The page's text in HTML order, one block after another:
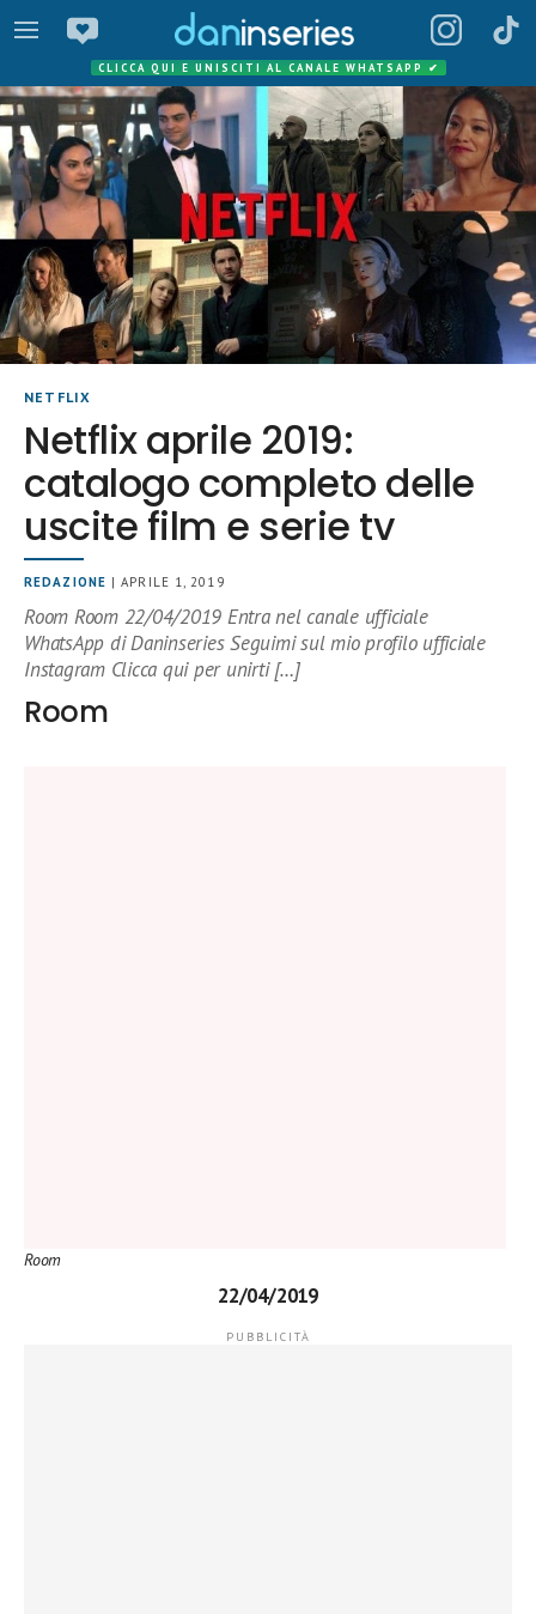
CLICCA QUI E UNISCITI AL CANALE WHATSAPP ✔
NETFLIX
Netflix aprile 2019:
catalogo completo delle
uscite film e serie tv
REDAZIONE | APRILE 1, 2019
Room Room 22/04/2019 Entra nel canale ufficiale
WhatsApp di Daninseries Seguimi sul mio profilo ufficiale
Instagram Clicca qui per unirti […]
Room
Room
22/04/2019